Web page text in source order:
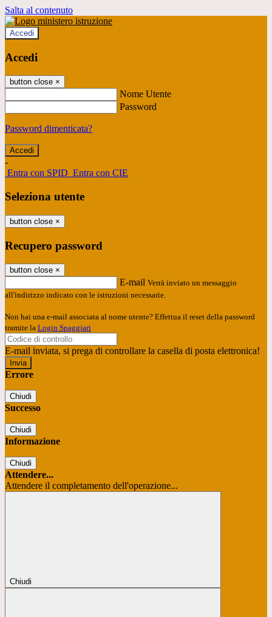
Salta al contenuto
Accedi
Accedi
button close ×
Nome Utente
Password
Password dimenticata?
-
Entra con SPID Entra con CIE
Seleziona utente
button close ×
Recupero password
button close ×
E-mail Verrà inviato un messaggio
all'indirizzo indicato con le istruzioni necessarie.
Non hai una e-mail associata al nome utente? Effettua il reset della password
tramite la Login Spaggiari
E-mail inviata, si prega di controllare la casella di posta elettronica!
Errore
Chiudi
Successo
Chiudi
Informazione
Chiudi
Attendere...
Attendere il completamento dell'operazione...
Chiudi